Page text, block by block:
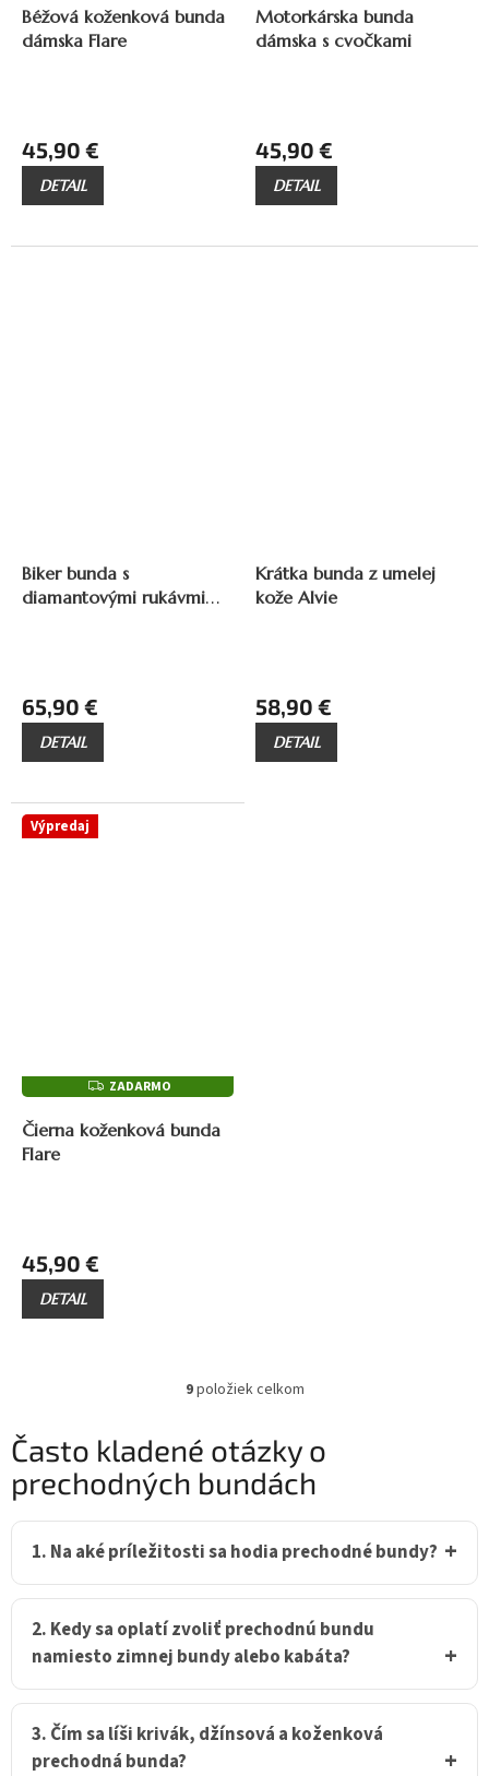
A
R
M
Béžová koženková bunda
dámska Flare
45,90 €
DETAIL
A
R
M
Motorkárska bunda
dámska s cvočkami
45,90 €
DETAIL
A
D
A
R
Biker bunda s
diamantovými rukávmi
65,90 €
DETAIL
D
A
Krátka bunda z umelej
kože Alvie
58,90 €
DETAIL
Výpredaj
Z
A
A
ZADARMO
Čierna koženková bunda
Flare
45,90 €
DETAIL
O
l
á
d
a
c
i
e
p
r
v
k
y
v
ý
p
9položiek celkom
Často kladené otázky o
prechodných bundách
1. Na aké príležitosti sa hodia prechodné bundy?
2. Kedy sa oplatí zvoliť prechodnú bundu
namiesto zimnej bundy alebo kabáta?
3. Čím sa líši krivák, džínsová a koženková
prechodná bunda?